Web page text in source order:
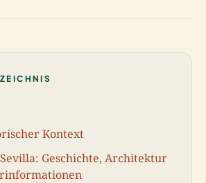
Kontext
Geschichte, Architektur